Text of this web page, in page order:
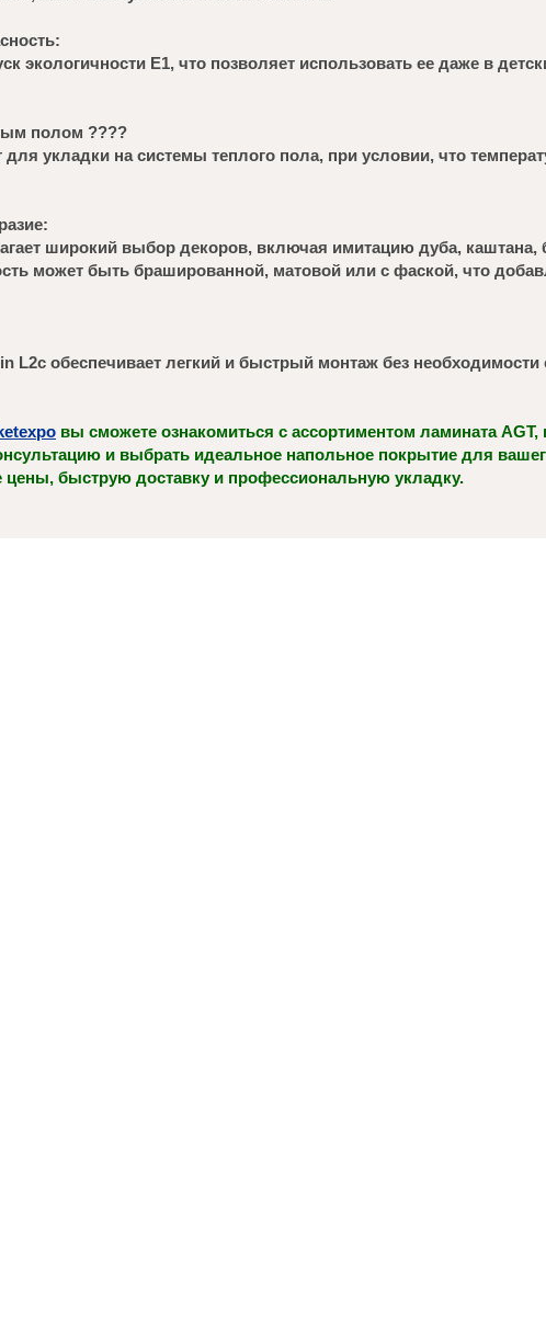
экологичности Е1, что позволяет использовать ее даже в
полом ????
укладки на системы теплого пола, при условии, что
широкий выбор декоров, включая имитацию дуба, каштана,
может быть брашированной, матовой или с фаской, что
L2c обеспечивает легкий и быстрый монтаж без
вы сможете ознакомиться с ассортиментом ламината AGT,
и выбрать идеальное напольное покрытие для
быструю доставку и профессиональную укладку.